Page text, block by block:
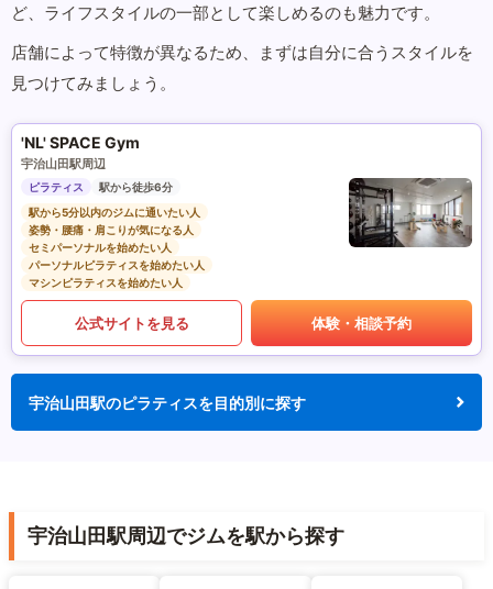
ど、ライフスタイルの一部として楽しめるのも魅力です。
店舗によって特徴が異なるため、まずは自分に合うスタイルを
見つけてみましょう。
'NL' SPACE Gym
宇治山田駅周辺
ピラティス
駅から徒歩6分
駅から5分以内のジムに通いたい人
姿勢・腰痛・肩こりが気になる人
セミパーソナルを始めたい人
パーソナルピラティスを始めたい人
マシンピラティスを始めたい人
公式サイトを見る 体験・相談予約
宇治山田駅のピラティスを目的別に探す
宇治山田駅周辺でジムを駅から探す